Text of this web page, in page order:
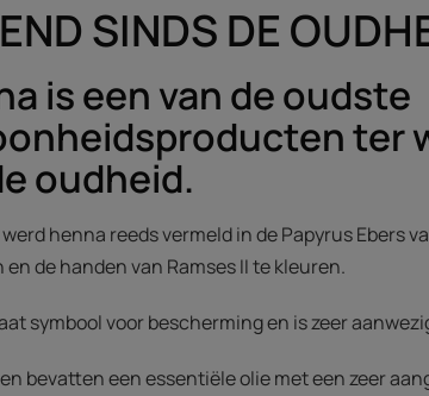
SINDS DE
is een van de oudste
ter
oudheid.
henna reeds vermeld in de Papyrus Ebers
en de handen van Ramses II te kleuren.
symbool voor bescherming en is zeer
bevatten een essentiële olie met een zeer